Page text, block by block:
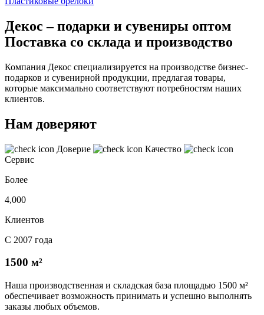
Декос – подарки и сувениры оптом
Поставка со склада и производство
Компания Декос специализируется на производстве бизнес-
подарков и сувенирной продукции, предлагая товары,
которые максимально соответствуют потребностям наших
клиентов.
Нам доверяют
Доверие
Качество
Сервис
Более
4,000
Клиентов
С 2007 года
1500 м²
Наша производственная и складская база площадью 1500 м²
обеспечивает возможность принимать и успешно выполнять
заказы любых объемов.